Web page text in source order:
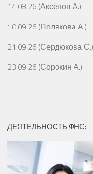
14.08.26 (Аксёнов А.)
10.09.26 (Полякова А.)
21.09.26 (Сердюкова С.)
23.09.26 (Сорокин А.)
ДЕЯТЕЛЬНОСТЬ ФНС: